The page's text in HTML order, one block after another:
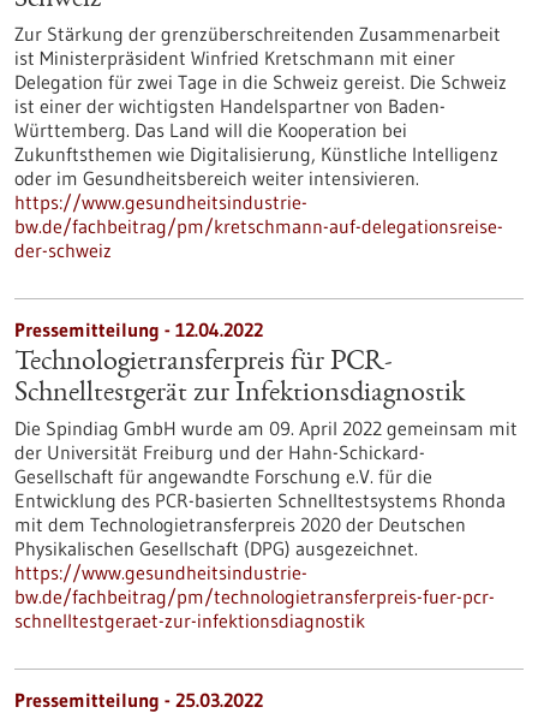
Zur Stärkung der grenzüberschreitenden Zusammenarbeit
ist Ministerpräsident Winfried Kretschmann mit einer
Delegation für zwei Tage in die Schweiz gereist. Die Schweiz
ist einer der wichtigsten Handelspartner von Baden-
Württemberg. Das Land will die Kooperation bei
Zukunftsthemen wie Digitalisierung, Künstliche Intelligenz
oder im Gesundheitsbereich weiter intensivieren.
https://www.gesundheitsindustrie-
bw.de/fachbeitrag/pm/kretschmann-auf-delegationsreise-
der-schweiz
Pressemitteilung - 12.04.2022
Technologietransferpreis für PCR-
Schnelltestgerät zur Infektionsdiagnostik
Die Spindiag GmbH wurde am 09. April 2022 gemeinsam mit
der Universität Freiburg und der Hahn-Schickard-
Gesellschaft für angewandte Forschung e.V. für die
Entwicklung des PCR-basierten Schnelltestsystems Rhonda
mit dem Technologietransferpreis 2020 der Deutschen
Physikalischen Gesellschaft (DPG) ausgezeichnet.
https://www.gesundheitsindustrie-
bw.de/fachbeitrag/pm/technologietransferpreis-fuer-pcr-
schnelltestgeraet-zur-infektionsdiagnostik
Pressemitteilung - 25.03.2022